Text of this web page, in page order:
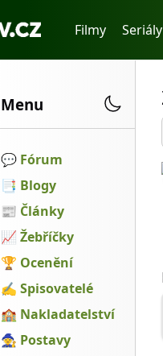
Filmy Seriály
Menu
💬️ Fórum
📑 Blogy
📰 Články
📈 Žebříčky
🏆 Ocenění
✍ Spisovatelé
🏫 Nakladatelství
🧙 Postavy